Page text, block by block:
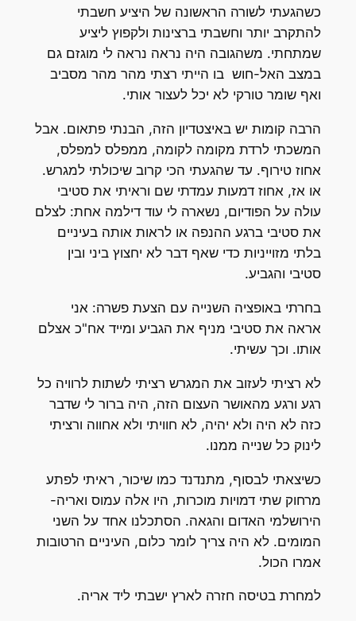
כשהגעתי לשורה הראשונה של היציע חשבתי
להתקרב יותר וחשבתי ברצינות ולקפוץ ליציע
שמתחתי. משהגובה היה נראה נראה לי מוגזם גם
במצב האל-חוש בו הייתי רצתי מהר מהר מסביב
ואף שומר טורקי לא יכל לעצור אותי.
הרבה קומות יש באיצטדיון הזה, הבנתי פתאום. אבל
המשכתי לרדת מקומה לקומה, ממפלס למפלס,
אחוז טירוף. עד שהגעתי הכי קרוב שיכולתי למגרש.
או אז, אחוז דמעות עמדתי שם וראיתי את סטיבי
עולה על הפודיום, נשארה לי עוד דילמה אחת: לצלם
את סטיבי ברגע ההנפה או לראות אותה בעיניים
בלתי מזוייניות כדי שאף דבר לא יחצוץ ביני ובין
סטיבי והגביע.
בחרתי באופציה השנייה עם הצעת פשרה: אני
אראה את סטיבי מניף את הגביע ומייד אח"כ אצלם
אותו. וכך עשיתי.
לא רציתי לעזוב את המגרש רציתי לשתות לרוויה כל
רגע ורגע מהאושר העצום הזה, היה ברור לי שדבר
כזה לא היה ולא יהיה, לא חוויתי ולא אחווה ורציתי
לינוק כל שנייה ממנו.
כשיצאתי לבסוף, מתנדנד כמו שיכור, ראיתי לפתע
מרחוק שתי דמויות מוכרות, היו אלה עמוס ואריה-
הירושלמי האדום והגאה. הסתכלנו אחד על השני
המומים. לא היה צריך לומר כלום, העיניים הרטובות
אמרו הכול.
למחרת בטיסה חזרה לארץ ישבתי ליד אריה.